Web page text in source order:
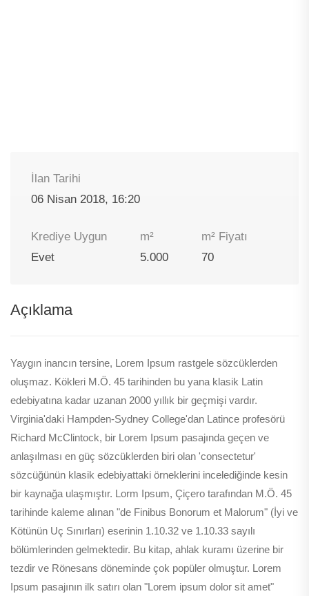
İlan Tarihi
06 Nisan 2018, 16:20
Krediye Uygun
Evet
m²
5.000
m² Fiyatı
70
Açıklama
Yaygın inancın tersine, Lorem Ipsum rastgele sözcüklerden
oluşmaz. Kökleri M.Ö. 45 tarihinden bu yana klasik Latin
edebiyatına kadar uzanan 2000 yıllık bir geçmişi vardır.
Virginia'daki Hampden-Sydney College'dan Latince profesörü
Richard McClintock, bir Lorem Ipsum pasajında geçen ve
anlaşılması en güç sözcüklerden biri olan 'consectetur'
sözcüğünün klasik edebiyattaki örneklerini incelediğinde kesin
bir kaynağa ulaşmıştır. Lorm Ipsum, Çiçero tarafından M.Ö. 45
tarihinde kaleme alınan "de Finibus Bonorum et Malorum" (İyi ve
Kötünün Uç Sınırları) eserinin 1.10.32 ve 1.10.33 sayılı
bölümlerinden gelmektedir. Bu kitap, ahlak kuramı üzerine bir
tezdir ve Rönesans döneminde çok popüler olmuştur. Lorem
Ipsum pasajının ilk satırı olan "Lorem ipsum dolor sit amet"